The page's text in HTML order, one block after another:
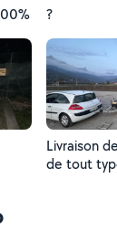
?
Livraison
de tout